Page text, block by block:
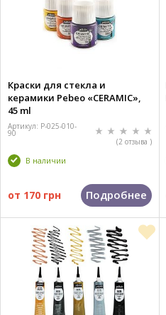
Краски для стекла и
керамики Pebeo «CERAMIC»,
45 ml
Артикул: P-025-010-
90
(2 отзыва )
В наличии
от 170 грн Подробнее